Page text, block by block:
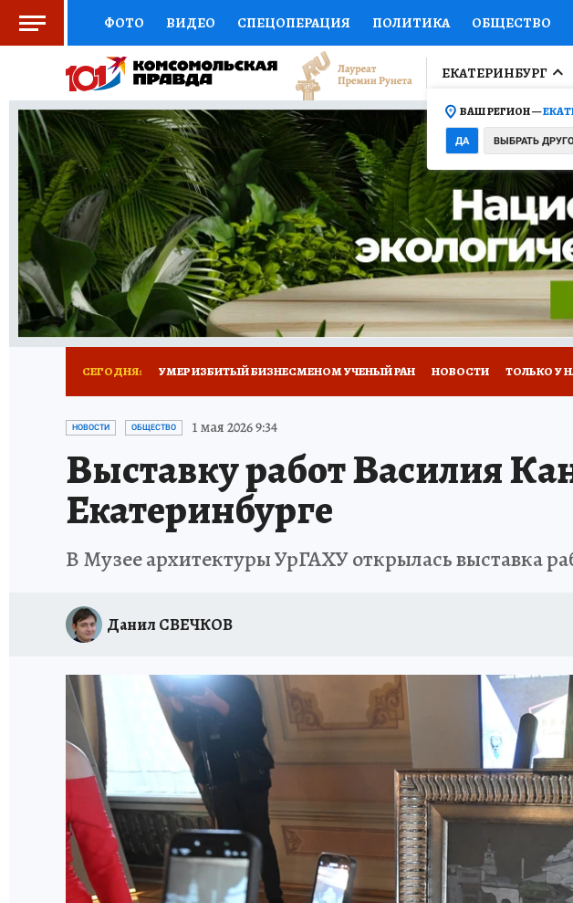
ФОТО ВИДЕО СПЕЦОПЕРАЦИЯ ПОЛИТИКА ОБЩЕСТВО
СОЦПОДДЕРЖКА НАУКА СПОРТ КОЛУМНИСТЫ
ВЫБОР ЭКСПЕРТОВ ДОКТОР ФИНАНСЫ ОТКРЫВАЕМ МИР
КНИЖНАЯ ПОЛКА ПРОГНОЗЫ НА СПОРТ ПРОМОКОДЫ
ПРЕСС-ЦЕНТР НЕДВИЖИМОСТЬ ТЕЛЕВИЗОР КОЛЛЕКЦИИ
РАДИО КП ТЕСТЫ НОВОЕ НА САЙТЕ
ЕКАТЕРИНБУРГ
ВАШ РЕГИОН —
ДА ВЫБРАТЬ
СЕГОДНЯ: УМЕР ИЗБИТЫЙ БИЗНЕСМЕНОМ УЧЕНЫЙ РАН НОВОСТИ ТОЛЬКО У
ЗАПОВЕДНАЯ РОССИЯ
НОВОСТИ ОБЩЕСТВО 1 мая 2026 9:34
Выставку работ Василия
Екатеринбурге
В Музее архитектуры УрГАХУ открылась выставка
Данил СВЕЧКОВ